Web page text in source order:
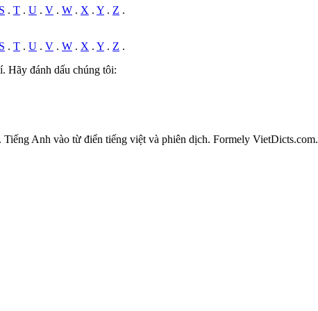
S . T . U . V . W . X . Y . Z .
S . T . U . V . W . X . Y . Z .
Hãy đánh dấu chúng tôi:
Anh vào từ điển tiếng việt và phiên dịch. Formely VietDicts.com.